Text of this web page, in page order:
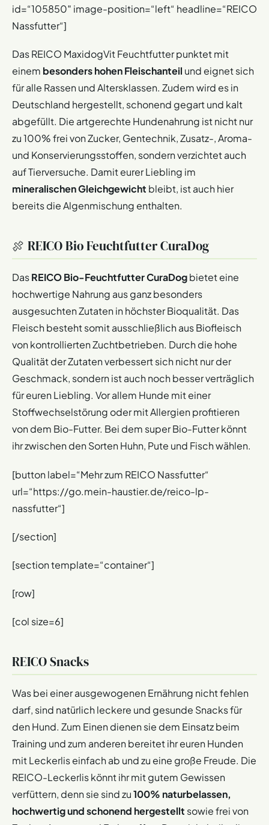
id=“105850″ image-position=“left“ headline=“REICO
Nassfutter“]
Das REICO MaxidogVit Feuchtfutter punktet mit
einem besonders hohen Fleischanteil und eignet sich
für alle Rassen und Altersklassen. Zudem wird es in
Deutschland hergestellt, schonend gegart und kalt
abgefüllt. Die artgerechte Hundenahrung ist nicht nur
zu 100% frei von Zucker, Gentechnik, Zusatz-, Aroma-
und Konservierungsstoffen, sondern verzichtet auch
auf Tierversuche. Damit eurer Liebling im
mineralischen Gleichgewicht bleibt, ist auch hier
bereits die Algenmischung enthalten.
🍖 REICO Bio Feuchtfutter CuraDog
DasREICO Bio-Feuchtfutter CuraDogbietet eine
hochwertige Nahrung aus ganz besonders
ausgesuchten Zutaten in höchster Bioqualität. Das
Fleisch besteht somit ausschließlich aus Biofleisch
von kontrollierten Zuchtbetrieben. Durch die hohe
Qualität der Zutaten verbessert sich nicht nur der
Geschmack, sondern ist auch noch besser verträglich
für euren Liebling. Vor allem Hunde mit einer
Stoffwechselstörung oder mit Allergien profitieren
von dem Bio-Futter. Bei dem super Bio-Futter könnt
ihr zwischen den Sorten Huhn, Pute und Fisch wählen.
[button label=“Mehr zum REICO Nassfutter“
url=“https://go.mein-haustier.de/reico-lp-
nassfutter“]
[/section]
[section template=“container“]
[row]
[col size=6]
REICO Snacks
Was bei einer ausgewogenen Ernährung nicht fehlen
darf, sind natürlich leckere und gesunde Snacks für
den Hund. Zum Einen dienen sie dem Einsatz beim
Training und zum anderen bereitet ihr euren Hunden
mit Leckerlis einfach ab und zu eine große Freude. Die
REICO-Leckerlis könnt ihr mit gutem Gewissen
verfüttern, denn sie sind zu100% naturbelassen,
hochwertig und schonend hergestellt sowie frei von